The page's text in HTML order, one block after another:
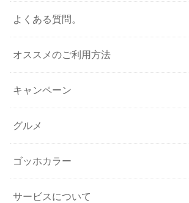
よくある質問。
オススメのご利用方法
キャンペーン
グルメ
ゴッホカラー
サービスについて